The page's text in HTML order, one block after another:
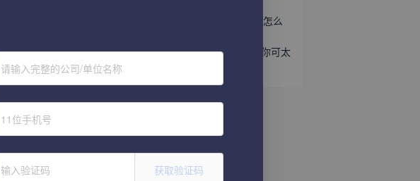
心。人工记忆
置回访提醒，
客户。通过精
听说WhatsApp做外贸很猛？让我看看怎么
6做外贸还不会给国外客户打电话？那你可太
亏了
请输入完整的公司/单位名称
获取验证码